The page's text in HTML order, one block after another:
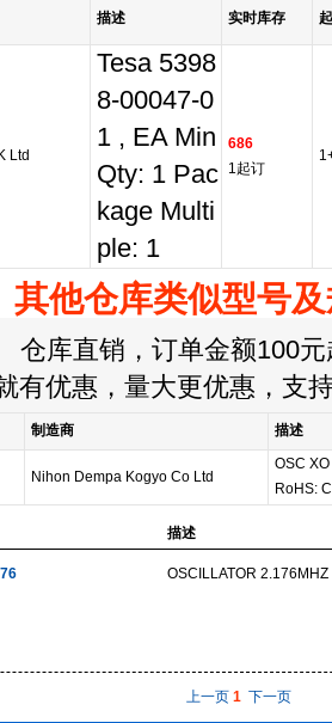
描述 实时库存
Ltd
Tesa 5398
8-00047-0
1 , EA Min
Qty: 1 Pac
kage Multi
ple: 1
686
1起订
其他仓库类似型号
仓库直销，订单金额100元
有优惠，量大更优惠，支
制造商
描述
Nihon Dempa Kogyo Co Ltd
OSC
RoHS:
描述
OSCILLATOR 2.176MHZ
上一页 1 下一页